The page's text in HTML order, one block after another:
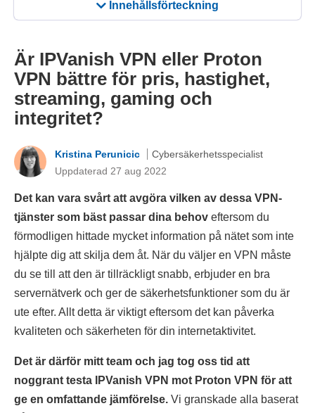
Innehållsförteckning
Är IPVanish VPN eller Proton
VPN bättre för pris, hastighet,
streaming, gaming och
integritet?
Kristina Perunicic
Cybersäkerhetsspecialist
Uppdaterad 27 aug 2022
Det kan vara svårt att avgöra vilken av dessa VPN-
tjänster som bäst passar dina behov eftersom du
förmodligen hittade mycket information på nätet som inte
hjälpte dig att skilja dem åt. När du väljer en VPN måste
du se till att den är tillräckligt snabb, erbjuder en bra
servernätverk och ger de säkerhetsfunktioner som du är
ute efter. Allt detta är viktigt eftersom det kan påverka
kvaliteten och säkerheten för din internetaktivitet.
Det är därför mitt team och jag tog oss tid att
noggrant testa IPVanish VPN mot Proton VPN för att
ge en omfattande jämförelse. Vi granskade alla baserat